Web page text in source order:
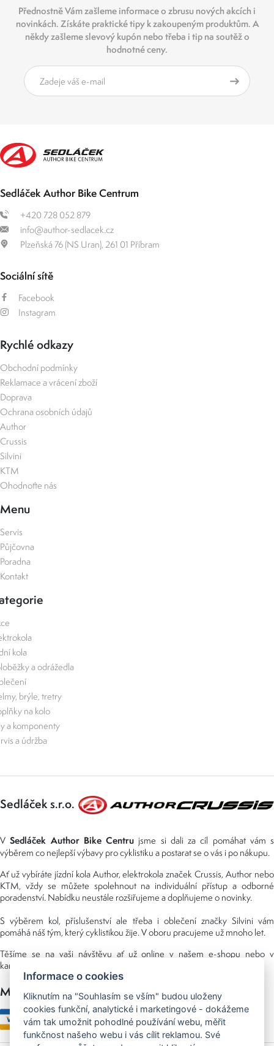
Přednostně Vám zašleme informace o zbrusu nových akcích i
novinkách. Získáte praktické tipy k zakoupeným produktům. A
někdy zašleme slevový kupón nebo třeba i tip na soutěž o
hodnotné ceny.
Sedláček Author Bike Centrum
+420 728 052 879
info@author-sedlacek.cz
Plzeňská 76 (NS Uran), 261 01 Příbram
Sociální sítě
Facebook
Instagram
Rychlé odkazy
Obchodní podmínky
Reklamace a vrácení zboží
Doprava
Ochrana osobních údajů
Author
Crussis
Silvini
KTM
Ohodnoťte nás
Menu
Servis
Půjčovna
Poradna
Kontakt
kola
a odrážedla
brýle, tretry
na kolo
a komponenty
a údržba
Sedláček s.r.o.
VSedláček Author Bike Centru jsme si dali za cíl pomáhat vám s
výběrem co nejlepší výbavy pro cyklistiku a postarat se o vás i po nákupu.
Ať už vybíráte jízdní kola Author, elektrokola značek Crussis, Author nebo
KTM, vždy se můžete spolehnout na individuální přístup a odborné
poradenství. Nabídku neustále rozšiřujeme a doplňujeme o novinky.
S výběrem kol, příslušenství ale třeba i oblečení značky Silvini vám
pomáhá náš tým, který cyklistikou žije. V oboru pracujeme už mnoho let.
Těšíme se na vaši návštěvu ať už online v našem e-shopu nebo v
kamenné prodejně, kterou najdete v NS (nákupní středisko) URAN.
Možnosti platby
Informace o cookies
Kliknutím na "Souhlasím se vším" budou uloženy
cookies funkční, analytické i marketingové - dokážeme
vám tak umožnit pohodlné používání webu, měřit
funkčnost našeho webu i vás cílit reklamou. Své